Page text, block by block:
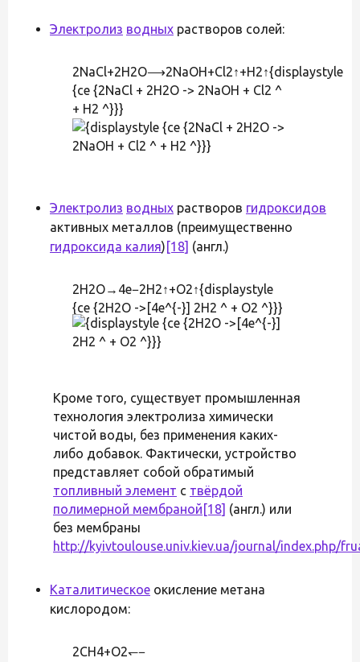
Электролиз водных растворов солей:
2NaCl+2H2O⟶2NaOH+Cl2↑+H2↑{displaystyle
{ce {2NaCl + 2H2O -> 2NaOH + Cl2 ^
+ H2 ^}}}
Электролиз водных растворов гидроксидов
активных металлов (преимущественно
гидроксида калия) [18] (англ.)
2H2O→4e−2H2↑+O2↑{displaystyle
{ce {2H2O ->[4e^{-}] 2H2 ^ + O2 ^}}}
Кроме того, существует промышленная
технология электролиза химически
чистой воды, без применения каких-
либо добавок. Фактически, устройство
представляет собой обратимый
топливный элемент с твёрдой
полимерной мембраной [18] (англ.) или
без мембраны
http://kyivtoulouse.univ.kiev.ua/journal/index.php/
Каталитическое окисление метана
кислородом:
2CH4+O2↽−